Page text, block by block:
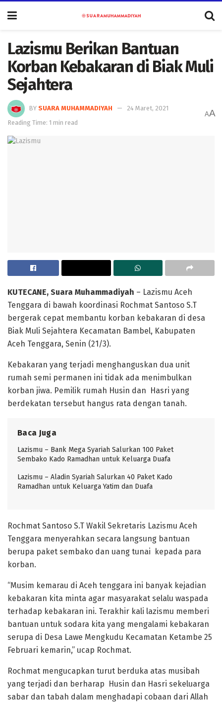
Lazismu Berikan Bantuan
Korban Kebakaran di Biak Muli
Sejahtera
BY SUARA MUHAMMADIYAH
24 Maret, 2021
Reading Time: 1 min read
AA
KUTECANE, Suara Muhammadiyah – Lazismu Aceh
Tenggara di bawah koordinasi Rochmat Santoso S.T
bergerak cepat membantu korban kebakaran di desa
Biak Muli Sejahtera Kecamatan Bambel, Kabupaten
Aceh Tenggara, Senin (21/3).
Kebakaran yang terjadi menghanguskan dua unit
rumah semi permanen ini tidak ada menimbulkan
korban jiwa. Pemilik rumah Husin dan Hasri yang
berdekatan tersebut hangus rata dengan tanah.
Baca Juga
Lazismu – Bank Mega Syariah Salurkan 100 Paket
Sembako Kado Ramadhan untuk Keluarga Duafa
Lazismu – Aladin Syariah Salurkan 40 Paket Kado
Ramadhan untuk Keluarga Yatim dan Duafa
Rochmat Santoso S.T Wakil Sekretaris Lazismu Aceh
Tenggara menyerahkan secara langsung bantuan
berupa paket sembako dan uang tunai kepada para
korban.
“Musim kemarau di Aceh tenggara ini banyak kejadian
kebakaran kita minta agar masyarakat selalu waspada
terhadap kebakaran ini. Terakhir kali lazismu memberi
bantuan untuk sodara kita yang mengalami kebakaran
serupa di Desa Lawe Mengkudu Kecamatan Ketambe 25
Februari kemarin,” ucap Rochmat.
Rochmat mengucapkan turut berduka atas musibah
yang terjadi dan berharap Husin dan Hasri sekeluarga
sabar dan tabah dalam menghadapi cobaan dari Allah